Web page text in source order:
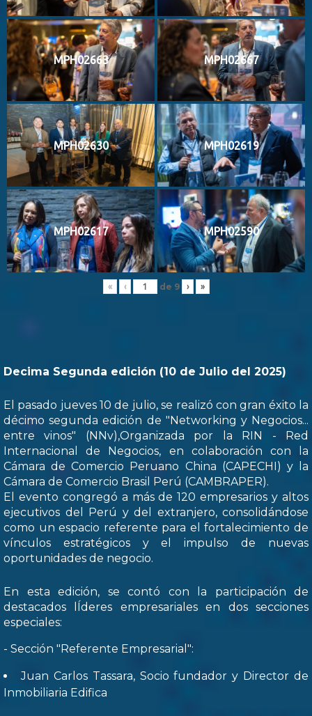
MPH02663 MPH02667
MPH02630 MPH02619
MPH02617 MPH02590
« ‹ de 9 › »
Decima Segunda edición (10 de Julio del 2025)
El pasado jueves 10 de julio, se realizó con gran éxito la
décimo segunda edición de "Networking y Negocios...
entre vinos" (NNv),Organizada por la RIN - Red
Internacional de Negocios, en colaboración con la
Cámara de Comercio Peruano China (CAPECHI) y la
Cámara de Comercio Brasil Perú (CAMBRAPER).
El evento congregó a más de 120 empresarios y altos
ejecutivos del Perú y del extranjero, consolidándose
como un espacio referente para el fortalecimiento de
vínculos estratégicos y el impulso de nuevas
oportunidades de negocio.
En esta edición, se contó con la participación de
destacados lÍderes empresariales en dos secciones
especiales:
- Sección "Referente Empresarial":
Juan Carlos Tassara, Socio fundador y Director de
Inmobiliaria Edifica